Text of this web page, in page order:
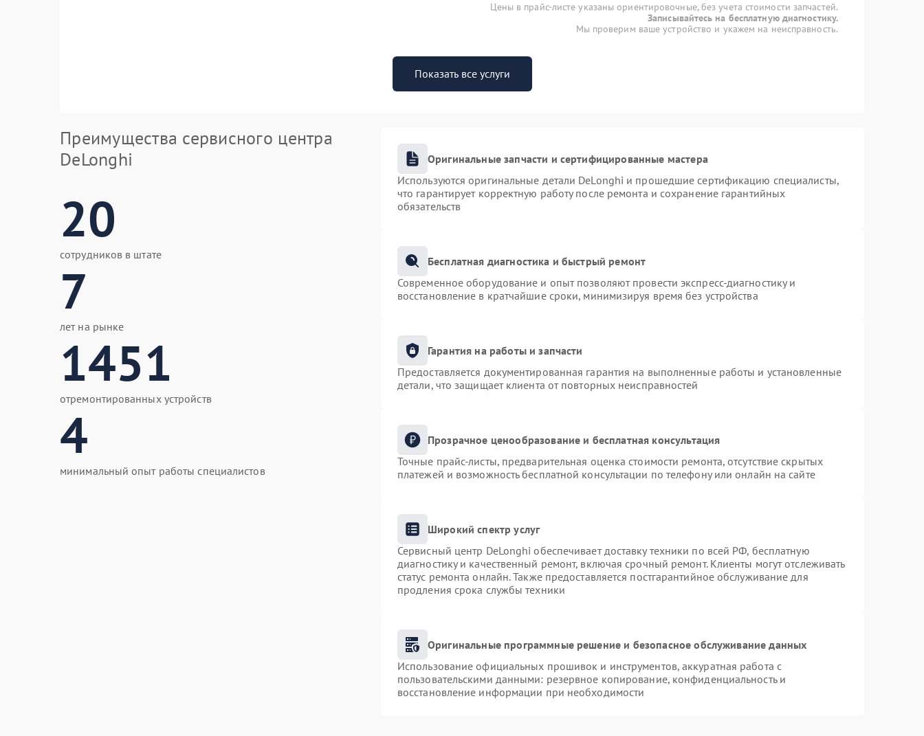
Цены в прайс-листе указаны ориентировочные, без учета стоимости запчастей.
Записывайтесь на бесплатную диагностику.
Мы проверим ваше устройство и укажем на неисправность.
Показать все услуги
Преимущества сервисного центра
DeLonghi
20
сотрудников в штате
7
лет на рынке
1451
отремонтированных устройств
4
минимальный опыт работы специалистов
Оригинальные запчасти и сертифицированные мастера
Используются оригинальные детали DeLonghi и прошедшие сертификацию специалисты,
что гарантирует корректную работу после ремонта и сохранение гарантийных
обязательств
Бесплатная диагностика и быстрый ремонт
Современное оборудование и опыт позволяют провести экспресс-диагностику и
восстановление в кратчайшие сроки, минимизируя время без устройства
Гарантия на работы и запчасти
Предоставляется документированная гарантия на выполненные работы и установленные
детали, что защищает клиента от повторных неисправностей
Прозрачное ценообразование и бесплатная консультация
Точные прайс-листы, предварительная оценка стоимости ремонта, отсутствие скрытых
платежей и возможность бесплатной консультации по телефону или онлайн на сайте
Широкий спектр услуг
Сервисный центр DeLonghi обеспечивает доставку техники по всей РФ, бесплатную
диагностику и качественный ремонт, включая срочный ремонт. Клиенты могут отслеживать
статус ремонта онлайн. Также предоставляется постгарантийное обслуживание для
продления срока службы техники
Оригинальные программные решение и безопасное обслуживание данных
Использование официальных прошивок и инструментов, аккуратная работа с
пользовательскими данными: резервное копирование, конфиденциальность и
восстановление информации при необходимости